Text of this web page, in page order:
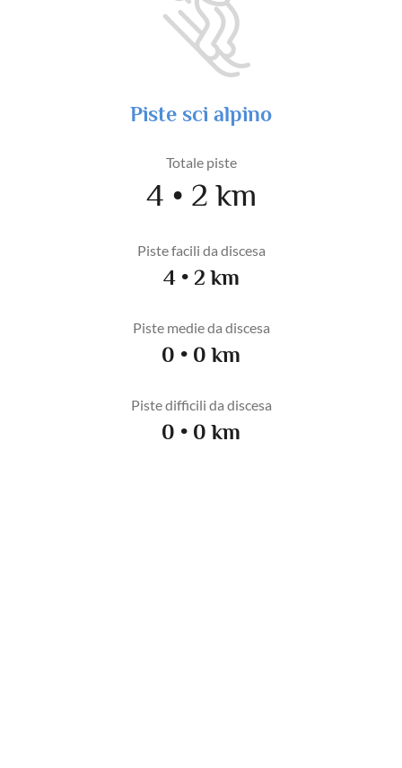
Piste sci alpino
Totale piste
4 • 2 km
Piste facili da discesa
4 • 2 km
Piste medie da discesa
0 • 0 km
Piste difficili da discesa
0 • 0 km